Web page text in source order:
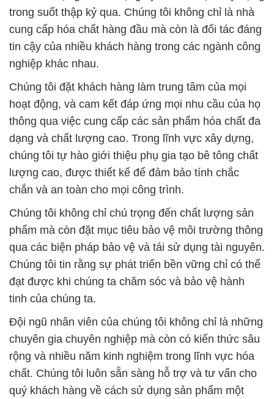
trong suốt thập kỷ qua. Chúng tôi không chỉ là nhà
cung cấp hóa chất hàng đầu mà còn là đối tác đáng
tin cậy của nhiều khách hàng trong các ngành công
nghiệp khác nhau.
Chúng tôi đặt khách hàng làm trung tâm của mọi
hoạt động, và cam kết đáp ứng mọi nhu cầu của họ
thông qua việc cung cấp các sản phẩm hóa chất đa
dạng và chất lượng cao. Trong lĩnh vực xây dựng,
chúng tôi tự hào giới thiệu phụ gia tạo bê tông chất
lượng cao, được thiết kế để đảm bảo tính chắc
chắn và an toàn cho mọi công trình.
Chúng tôi không chỉ chú trọng đến chất lượng sản
phẩm mà còn đặt mục tiêu bảo vệ môi trường thông
qua các biện pháp bảo vệ và tái sử dụng tài nguyên.
Chúng tôi tin rằng sự phát triển bền vững chỉ có thể
đạt được khi chúng ta chăm sóc và bảo vệ hành
tinh của chúng ta.
Đội ngũ nhân viên của chúng tôi không chỉ là những
chuyên gia chuyên nghiệp mà còn có kiến thức sâu
rộng và nhiều năm kinh nghiệm trong lĩnh vực hóa
chất. Chúng tôi luôn sẵn sàng hỗ trợ và tư vấn cho
quý khách hàng về cách sử dụng sản phẩm một